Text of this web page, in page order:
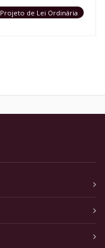
Projeto de Lei Ordinária